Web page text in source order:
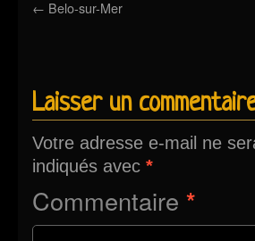
← Belo-sur-Mer
Laisser un
Votre adresse e-mail ne
indiqués avec *
Commentaire *